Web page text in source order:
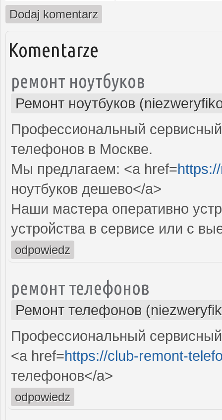
Dodaj komentarz
Komentarze
ремонт ноутбуков
Ремонт ноутбуков
Профессиональный
телефонов в Москве.
Мы предлагаем: <a href=
ноутбуков дешево</a>
Наши мастера оперативно
устройства в сервисе или с
odpowiedz
ремонт телефонов
Ремонт телефонов
Профессиональный
<a href=https://club-remont-
телефонов</a>
odpowiedz